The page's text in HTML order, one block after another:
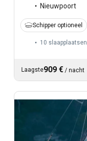
Nieuwpoort
Schipper optioneel
10 slaapplaatsen
Laagste909 € / nacht